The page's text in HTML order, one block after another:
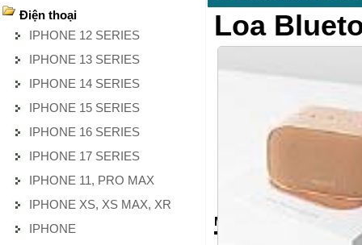
Điện thoại
IPHONE 12 SERIES
IPHONE 13 SERIES
IPHONE 14 SERIES
IPHONE 15 SERIES
IPHONE 16 SERIES
IPHONE 17 SERIES
IPHONE 11, PRO MAX
IPHONE XS, XS MAX, XR
IPHONE
Loa
MÔ TẢ CHI TIẾT SẢN